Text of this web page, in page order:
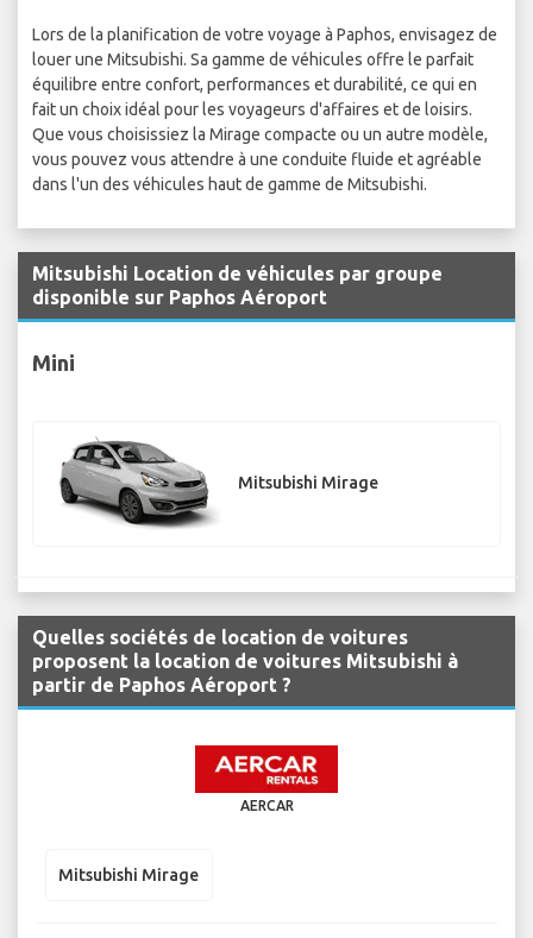
Lors de la planification de votre voyage à Paphos, envisagez de
louer une Mitsubishi. Sa gamme de véhicules offre le parfait
équilibre entre confort, performances et durabilité, ce qui en
fait un choix idéal pour les voyageurs d'affaires et de loisirs.
Que vous choisissiez la Mirage compacte ou un autre modèle,
vous pouvez vous attendre à une conduite fluide et agréable
dans l'un des véhicules haut de gamme de Mitsubishi.
Mitsubishi Location de véhicules par groupe
disponible sur Paphos Aéroport
Mini
Mitsubishi Mirage
Quelles sociétés de location de voitures
proposent la location de voitures Mitsubishi à
partir de Paphos Aéroport ?
AERCAR
Mitsubishi Mirage